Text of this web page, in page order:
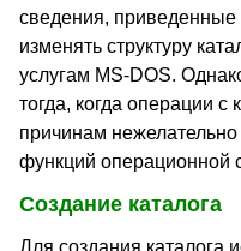
сведения, приведенные
изменять структуру
услугам MS-DOS.
тогда, когда операции с
причинам
функций операционной
Создание каталога
Для создания каталога